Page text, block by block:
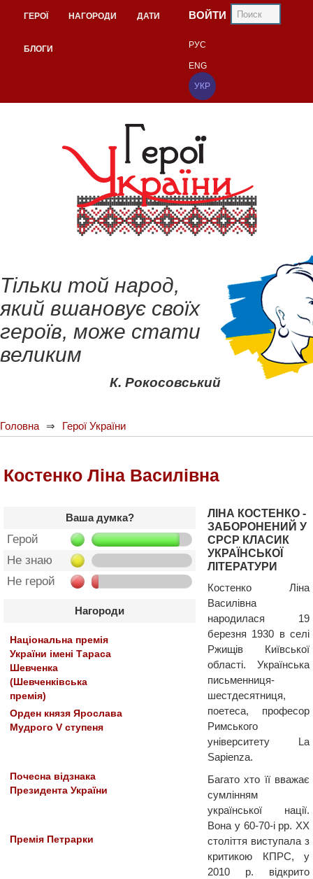
ГЕРОЇ НАГОРОДИ ДАТИ
БЛОГИ
ВОЙТИ
РУС
ENG
УКР
Тільки той народ,
який вшановує своїх
героїв, може стати
великим
К. Рокосовський
Головна Герої України
Костенко Ліна Василівна
Ваша думка?
Герой
Не знаю
Не герой
Нагороди
Національна премія
України імені Тараса
Шевченка
(Шевченківська
премія)
Орден князя Ярослава
Мудрого V ступеня
Почесна відзнака
Президента України
Премія Петрарки
ЛІНА КОСТЕНКО -
ЗАБОРОНЕНИЙ У
СРСР КЛАСИК
УКРАЇНСЬКОЇ
ЛІТЕРАТУРИ
Костенко Ліна
Василівна
народилася 19
березня 1930 в селі
Ржищів Київської
області. Українська
письменниця-
шестдесятниця,
поетеса, професор
Римського
університету La
Sapienza.
Багато хто її вважає
сумлінням
української нації.
Вона у 60-70-і рр. XX
століття виступала з
критикою КПРС, у
2010 р. відкрито